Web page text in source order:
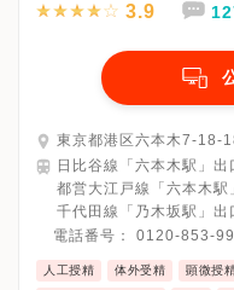
3.9
東京都港区六本木7-18-
日比谷線「六本木駅」
都営大江戸線「六本木
千代田線「乃木坂駅」
電話番号： 0120-853-
人工授精 体外受精 顕微授